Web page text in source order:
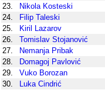
23.
Nikola Kosteski
24.
Filip Taleski
25.
Kiril Lazarov
26.
Tomislav Stojanović
27.
Nemanja Pribak
28.
Domagoj Pavlović
29.
Vuko Borozan
30.
Luka Cindrić